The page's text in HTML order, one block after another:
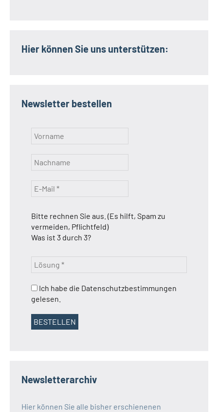
Hier können Sie uns unterstützen:
Newsletter bestellen
Bitte rechnen Sie aus. (Es hilft, Spam zu
vermeiden, Pflichtfeld)
Was ist 3 durch 3?
Ich habe die Datenschutzbestimmungen
gelesen.
Newsletterarchiv
Hier können Sie alle bisher erschienenen